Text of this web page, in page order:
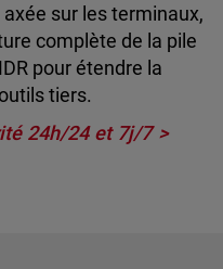
sur les terminaux,
complète de la pile
pour étendre la
tiers.
24h/24 et 7j/7